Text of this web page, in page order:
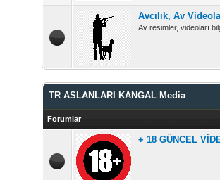
Avcılık, Av
Av resimler, videoları
TR ASLANLARI KANGAL Media
Forumlar
+ 18 GÜNCEL